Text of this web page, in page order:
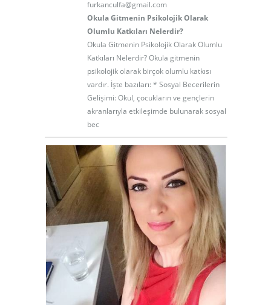
furkanculfa@gmail.com
Okula Gitmenin Psikolojik Olarak
Olumlu Katkıları Nelerdir?
Okula Gitmenin Psikolojik Olarak Olumlu
Katkıları Nelerdir? Okula gitmenin
psikolojik olarak birçok olumlu katkısı
vardır. İşte bazıları: * Sosyal Becerilerin
Gelişimi: Okul, çocukların ve gençlerin
akranlarıyla etkileşimde bulunarak sosyal
bec